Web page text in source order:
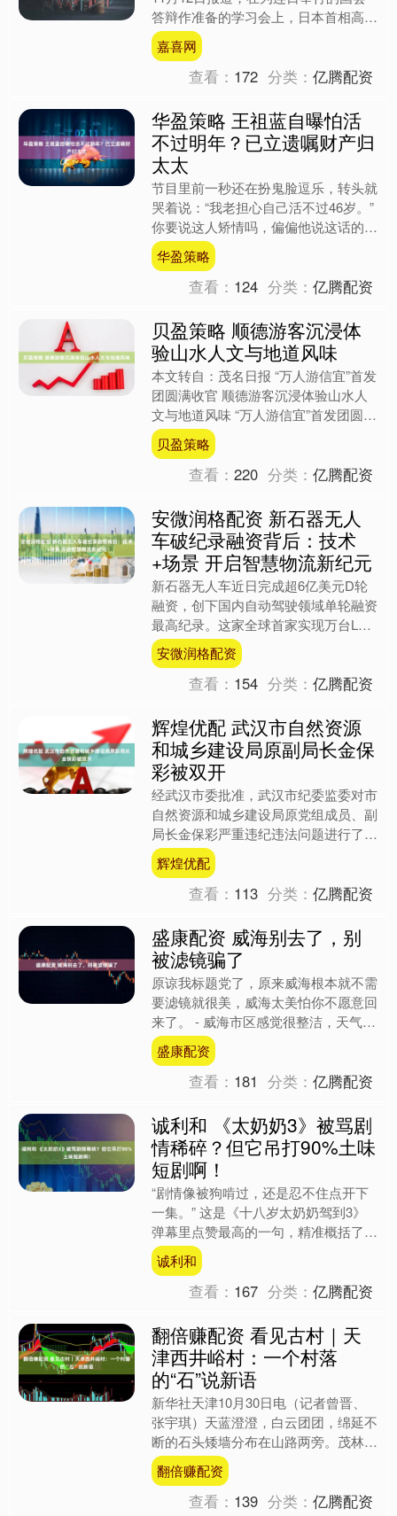
答辩作准备的学习会上，日本首相高市
早苗采用远程模式。 此前，高市曾因
凌晨3点在首相公邸（首....
嘉喜网
查看： 172 分类：亿腾配资
华盈策略 王祖蓝自曝怕活
不过明年？已立遗嘱财产归
太太
节目里前一秒还在扮鬼脸逗乐，转头就
哭着说：“我老担心自己活不过46岁。”
你要说这人矫情吗，偏偏他说这话的时
候，眼眶红得像个孩子。 可最让人倒
吸一口气的还不是这....
华盈策略
查看： 124 分类：亿腾配资
贝盈策略 顺德游客沉浸体
验山水人文与地道风味
本文转自：茂名日报 “万人游信宜”首发
团圆满收官 顺德游客沉浸体验山水人
文与地道风味 “万人游信宜”首发团圆满
收官。 本报讯 一脚踏入信宜山水，一
口尝尽信宜地道....
贝盈策略
查看：220 分类：亿腾配资
安微润格配资 新石器无人
车破纪录融资背后：技术
+场景 开启智慧物流新纪元
新石器无人车近日完成超6亿美元D轮
融资，创下国内自动驾驶领域单轮融资
最高纪录。这家全球首家实现万台L4
级无人车交付的企业，正以“技术+场
景”双轮驱动，开启智慧物....
安微润格配资
查看： 154 分类：亿腾配资
辉煌优配 武汉市自然资源
和城乡建设局原副局长金保
彩被双开
经武汉市委批准，武汉市纪委监委对市
自然资源和城乡建设局原党组成员、副
局长金保彩严重违纪违法问题进行了立
案审查调查。 经查，金保彩丧失理想
信念，背弃初心使命，与他....
辉煌优配
查看： 113 分类：亿腾配资
盛康配资 威海别去了，别
被滤镜骗了
原谅我标题党了，原来威海根本就不需
要滤镜就很美，威海太美怕你不愿意回
来了。 - 威海市区感觉很整洁，天气好
蓝天白天感觉就跟漫画一样。去威海就
是看海，一定要选择晴....
盛康配资
查看： 181 分类：亿腾配资
诚利和 《太奶奶3》被骂剧
情稀碎？但它吊打90%土味
短剧啊！
“剧情像被狗啃过，还是忍不住点开下
一集。” 这是《十八岁太奶奶驾到3》
弹幕里点赞最高的一句，精准概括了它
的魔力：稀碎、融梗、土嗨，却让人一
口气刷完八十集，还嫌不....
诚利和
查看： 167 分类：亿腾配资
翻倍赚配资 看见古村｜天
津西井峪村：一个村落
的“石”说新语
新华社天津10月30日电（记者曾晋、
张宇琪）天蓝澄澄，白云团团，绵延不
断的石头矮墙分布在山路两旁。茂林掩
映中，一块“西井峪村”牌坊提醒来客，
这里就是“石头村”了....
翻倍赚配资
查看： 139 分类：亿腾配资